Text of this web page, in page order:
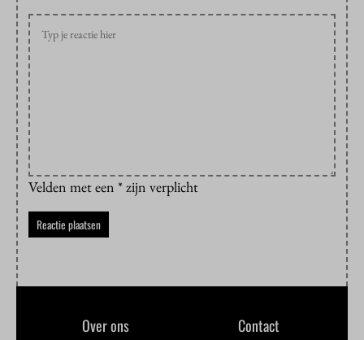
Velden met een * zijn verplicht
Over ons Contact